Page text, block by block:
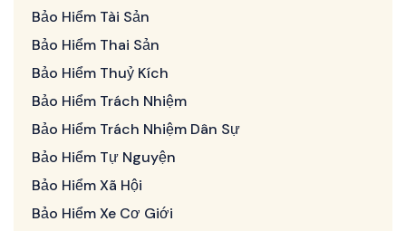
Bảo Hiểm Tài Sản
Bảo Hiểm Thai Sản
Bảo Hiểm Thuỷ Kích
Bảo Hiểm Trách Nhiệm
Bảo Hiểm Trách Nhiệm Dân Sự
Bảo Hiểm Tự Nguyện
Bảo Hiểm Xã Hội
Bảo Hiểm Xe Cơ Giới